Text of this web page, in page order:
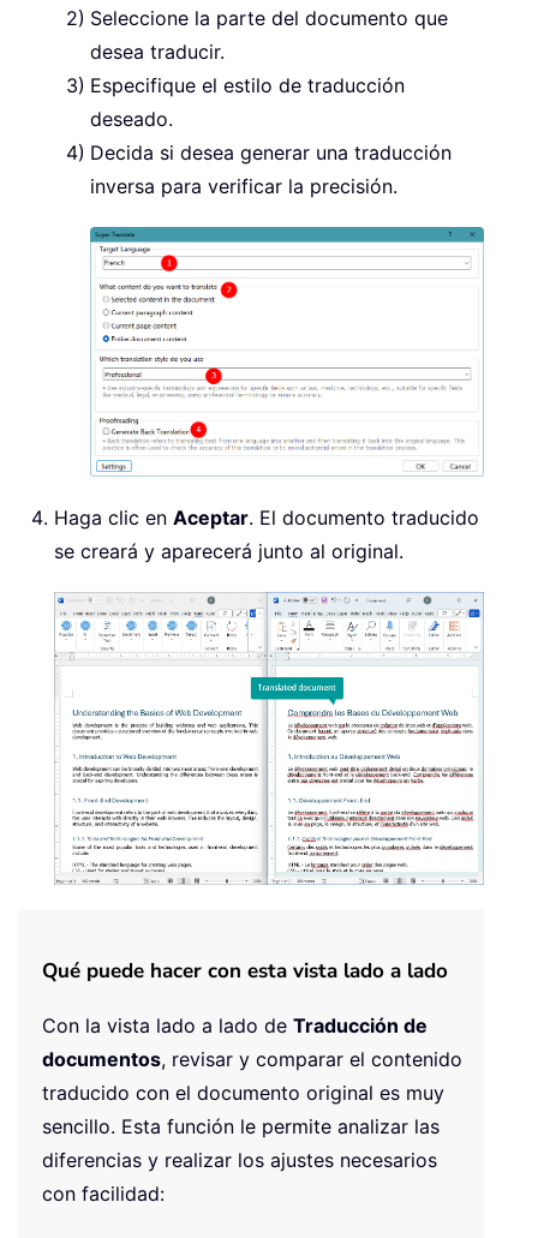
Seleccione la parte del documento que
desea traducir.
Especifique el estilo de traducción
deseado.
Decida si desea generar una traducción
inversa para verificar la precisión.
Haga clic en Aceptar. El documento traducido
se creará y aparecerá junto al original.
Qué puede hacer con esta vista lado a lado
Con la vista lado a lado de Traducción de
documentos, revisar y comparar el contenido
traducido con el documento original es muy
sencillo. Esta función le permite analizar las
diferencias y realizar los ajustes necesarios
con facilidad: